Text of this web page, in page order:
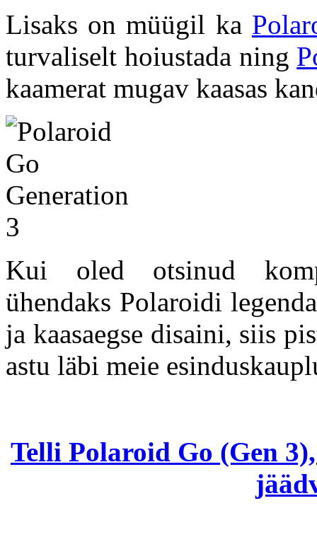
Lisaks on müügil ka
turvaliselt hoiustada ning
kaamerat mugav kaasas
Kui oled otsinud
ühendaks Polaroidi
ja kaasaegse disaini, siis
astu läbi meie
Telli Polaroid Go (Gen